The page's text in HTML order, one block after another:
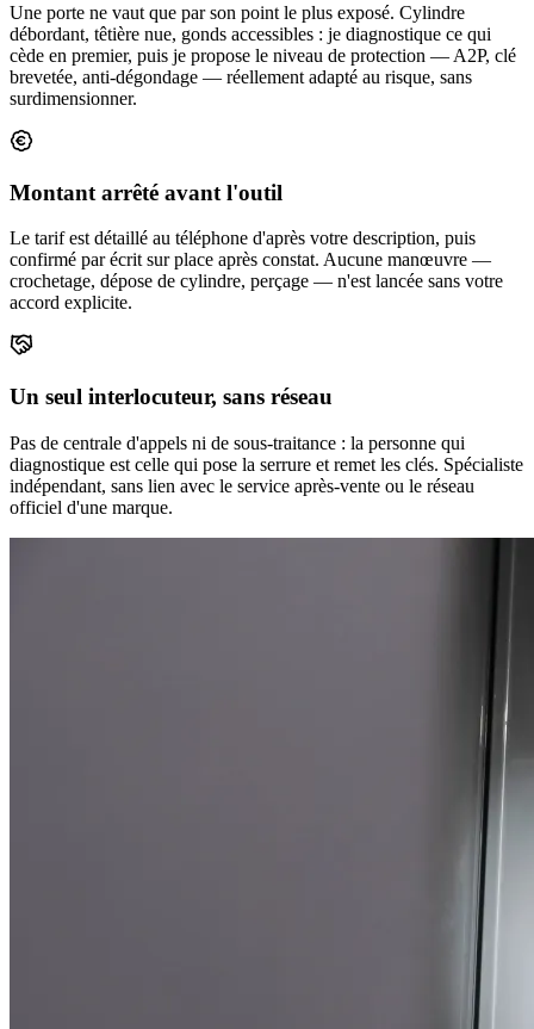
Une porte ne vaut que par son point le plus exposé. Cylindre
débordant, têtière nue, gonds accessibles : je diagnostique ce qui
cède en premier, puis je propose le niveau de protection — A2P, clé
brevetée, anti-dégondage — réellement adapté au risque, sans
surdimensionner.
Montant arrêté avant l'outil
Le tarif est détaillé au téléphone d'après votre description, puis
confirmé par écrit sur place après constat. Aucune manœuvre —
crochetage, dépose de cylindre, perçage — n'est lancée sans votre
accord explicite.
Un seul interlocuteur, sans réseau
Pas de centrale d'appels ni de sous-traitance : la personne qui
diagnostique est celle qui pose la serrure et remet les clés. Spécialiste
indépendant, sans lien avec le service après-vente ou le réseau
officiel d'une marque.